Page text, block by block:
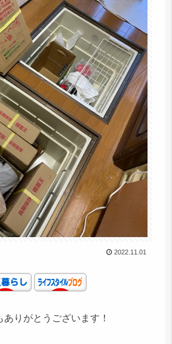
2022.11.01
りがとうございます！